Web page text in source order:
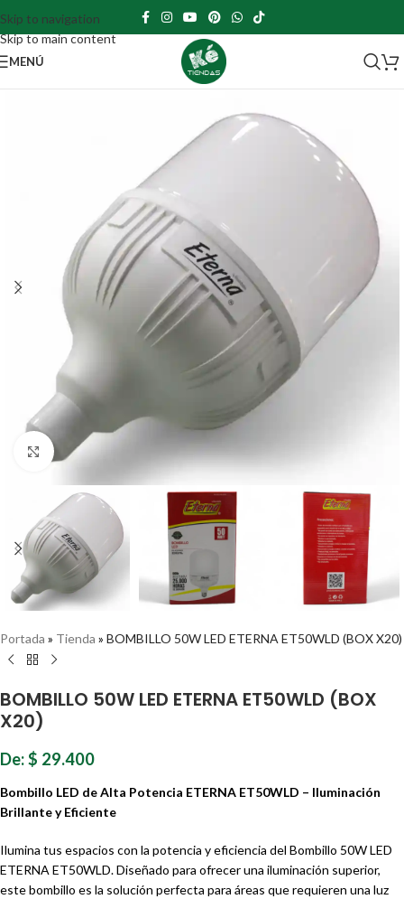
Skip to navigation
Skip to main content
MENÚ
Haz clic para ampliar
Portada » Tienda » BOMBILLO 50W LED ETERNA ET50WLD (BOX X20)
BOMBILLO 50W LED ETERNA ET50WLD (BOX
X20)
De:$ 29.400
Bombillo LED de Alta Potencia ETERNA ET50WLD – Iluminación
Brillante y Eficiente
Ilumina tus espacios con la potencia y eficiencia del Bombillo 50W LED
ETERNA ET50WLD. Diseñado para ofrecer una iluminación superior,
este bombillo es la solución perfecta para áreas que requieren una luz